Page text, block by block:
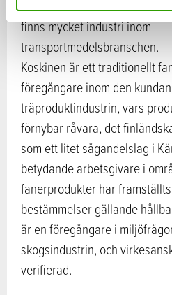
produkterna av björkfaner är
finns mycket industri inom
transportmedelsbranschen.
Koskinen är ett traditionellt
föregångare inom den
träproduktindustrin, vars
förnybar råvara, det
som ett litet sågandelslag i
betydande arbetsgivare i
fanerprodukter har
bestämmelser gällande
är en föregångare i
skogsindustrin, och
verifierad.